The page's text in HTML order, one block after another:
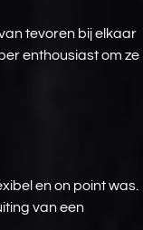
tevoren bij elkaar
enthousiast om ze
en on point was.
van een